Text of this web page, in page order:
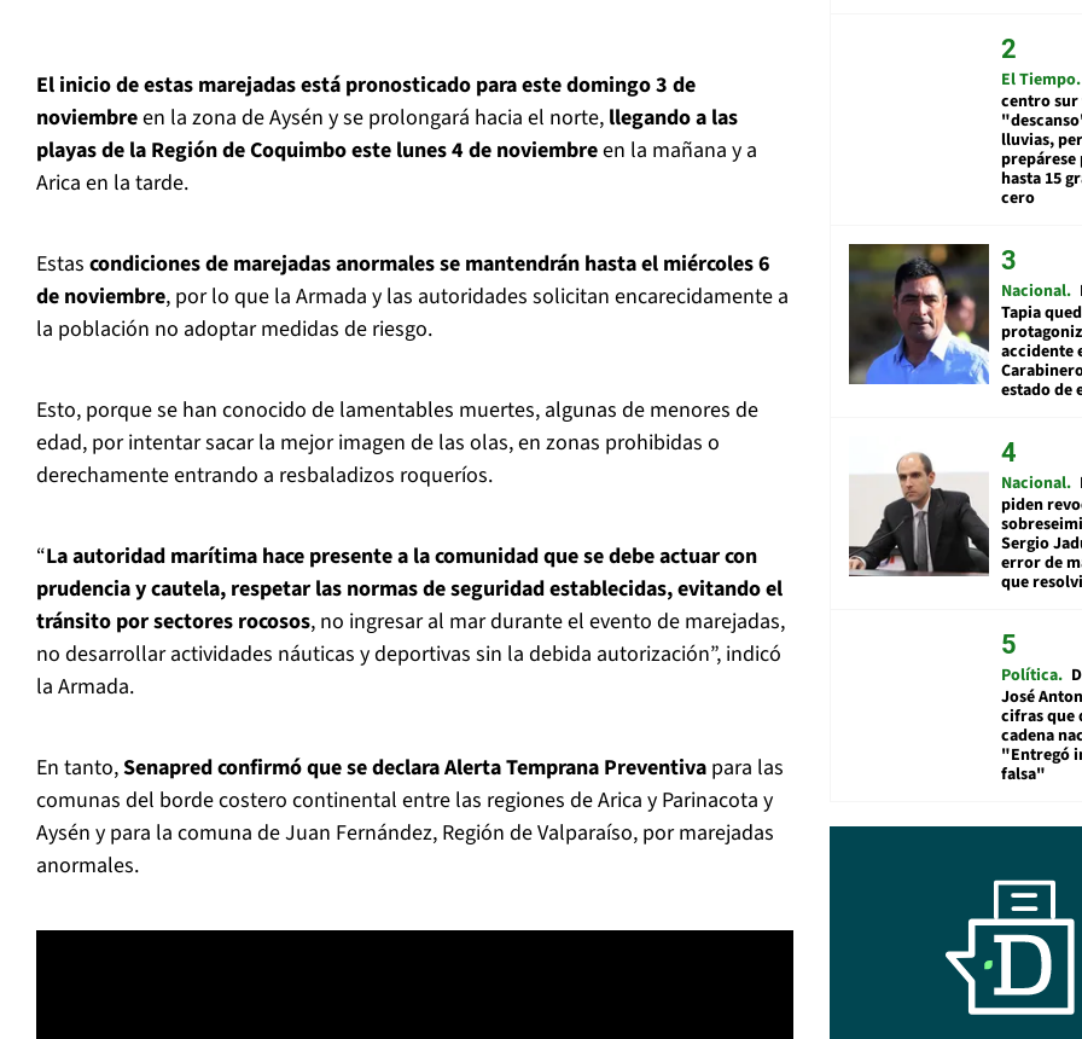
El inicio de estas marejadas está pronosticado para este domingo 3 de
noviembreen la zona de Aysén y se prolongará hacia el norte, llegando a las
playas de la Región de Coquimbo este lunes 4 de noviembreen la mañana y a
Arica en la tarde.
Estas condiciones de marejadas anormales se mantendrán hasta el miércoles 6
de noviembre, por lo que la Armada y las autoridades solicitan encarecidamente a
la población no adoptar medidas de riesgo.
Esto, porque se han conocido de lamentables muertes, algunas de menores de
edad, por intentar sacar la mejor imagen de las olas, en zonas prohibidas o
derechamente entrando a resbaladizos roqueríos.
“La autoridad marítima hace presente a la comunidad que se debe actuar con
prudencia y cautela, respetar las normas de seguridad establecidas, evitando el
tránsito por sectores rocosos, no ingresar al mar durante el evento de marejadas,
no desarrollar actividades náuticas y deportivas sin la debida autorización”, indicó
la Armada.
En tanto,Senapred confirmó que se declara Alerta Temprana Preventiva para las
comunas del borde costero continental entre las regiones de Arica y Parinacota y
Aysén y para la comuna de Juan Fernández, Región de Valparaíso, por marejadas
anormales.
El Tiempo
centro
lluvias,
hasta 15
cero
Nacional
Tapia
accidente
estado de
Nacional
piden
Sergio
error de
que
Política
José
cifras que
cadena
"Entregó
falsa"